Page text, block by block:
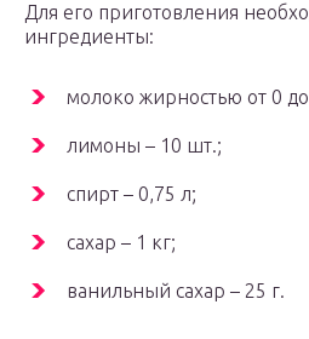
Для его приготовления
ингредиенты:
молоко жирностью от 0 до
лимоны – 10 шт.;
спирт – 0,75 л;
сахар – 1 кг;
ванильный сахар – 25 г.